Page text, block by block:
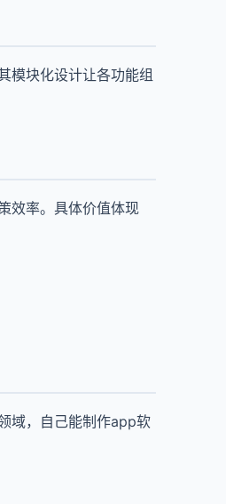
模块化设计让各功能组
效率。具体价值体现
域，自己能制作app软